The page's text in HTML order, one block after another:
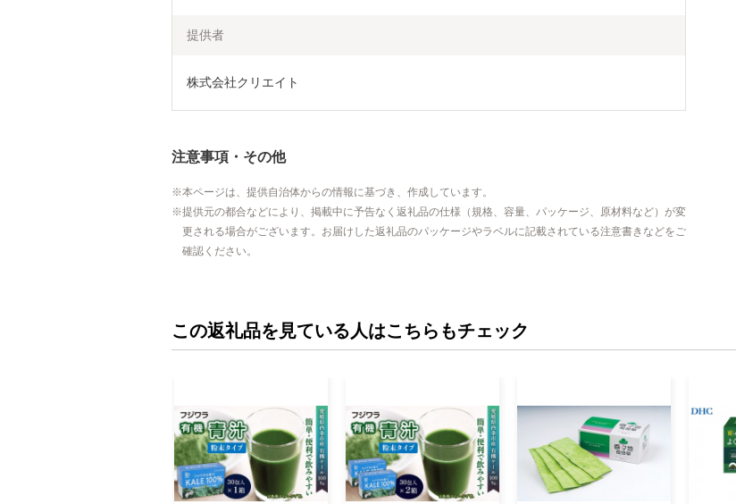
提供者
株式会社クリエイト
注意事項・その他
本ページは、提供自治体からの情報に基づき、作成しています。
提供元の都合などにより、掲載中に予告なく返礼品の仕様（規格、容量、パッケージ、原材料など）が変
更される場合がございます。お届けした返礼品のパッケージやラベルに記載されている注意書きなどをご
確認ください。
この返礼品を見ている人はこちらもチェック